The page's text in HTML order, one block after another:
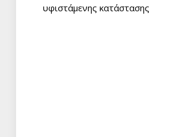
υφιστάμενης κατάστασης